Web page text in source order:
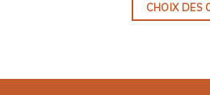
CHOIX DES